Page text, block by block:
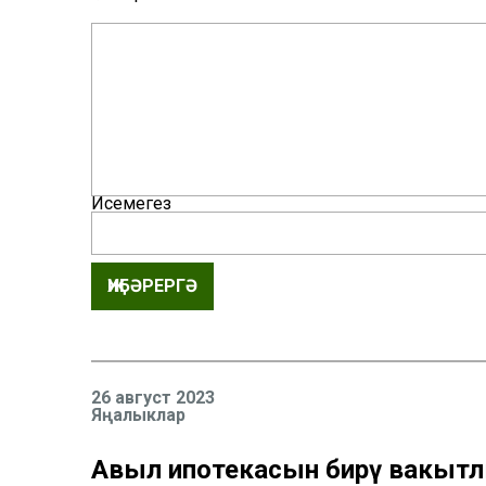
Исемегез
ҖИБӘРЕРГӘ
26 август 2023
Яңалыклар
Авыл ипотекасын бирү